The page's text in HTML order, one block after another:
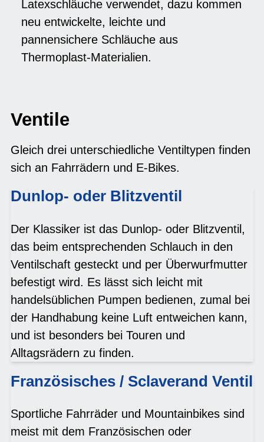
Latexschläuche verwendet, dazu kommen
neu entwickelte, leichte und
pannensichere Schläuche aus
Thermoplast-Materialien.
Ventile
Gleich drei unterschiedliche Ventiltypen finden
sich an Fahrrädern und E-Bikes.
Dunlop- oder Blitzventil
Der Klassiker ist das Dunlop- oder Blitzventil,
das beim entsprechenden Schlauch in den
Ventilschaft gesteckt und per Überwurfmutter
befestigt wird. Es lässt sich leicht mit
handelsüblichen Pumpen bedienen, zumal bei
der Handhabung keine Luft entweichen kann,
und ist besonders bei Touren und
Alltagsrädern zu finden.
Französisches / Sclaverand Ventil
Sportliche Fahrräder und Mountainbikes sind
meist mit dem Französischen oder